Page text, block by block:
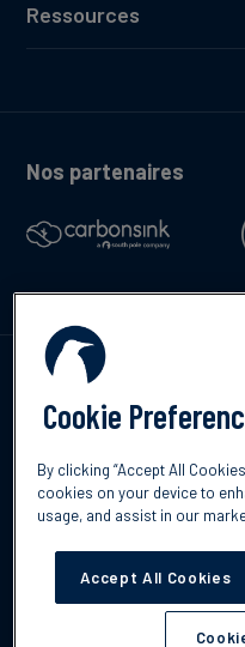
English
Ressources
Nos partenaires
responsabilité
Cookie
By clicking “Accept All
cookies on your device to
usage, and assist in our
Accept All Cookies